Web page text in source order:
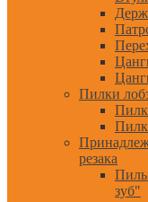
Пилки
резака
зуб"